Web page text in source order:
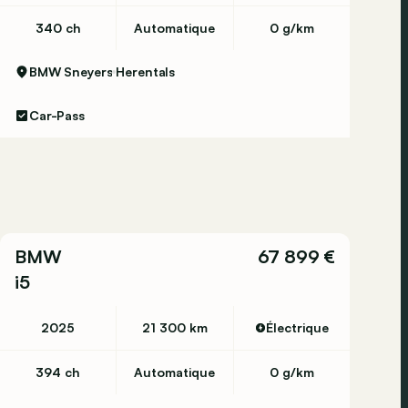
340 ch Automatique 0 g/km
BMW Sneyers Herentals
Car-Pass
BMW
i5
67 899 €
2025 21 300 km Électrique
394 ch Automatique 0 g/km